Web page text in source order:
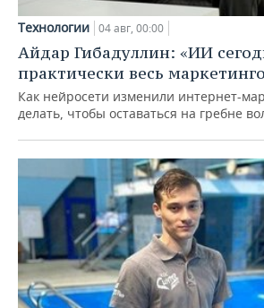
Технологии 04 авг, 00:00
Айдар Гибадуллин: «ИИ
практически весь
Как нейросети изменили интернет-
делать, чтобы оставаться на гребне